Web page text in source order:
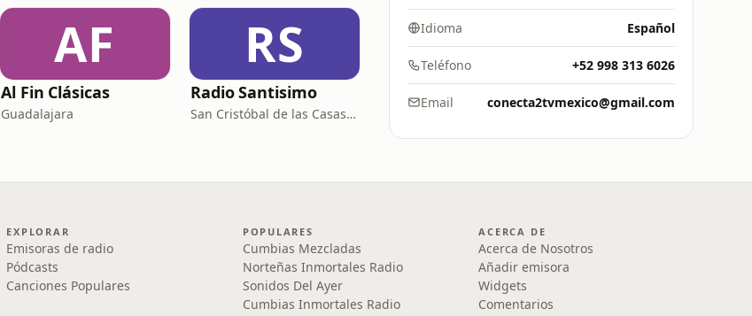
AF
Al Fin Clásicas
Guadalajara
RS
Radio Santisimo
San Cristóbal de las Casas · 104.9 FM
Idioma Español
Teléfono +52 998 313 6026
Email conecta2tvmexico@gmail.com
EXPLORAR
Emisoras de radio
Pódcasts
Canciones Populares
POPULARES
Cumbias Mezcladas
Norteñas Inmortales Radio
Sonidos Del Ayer
Cumbias Inmortales Radio
ACERCA DE
Acerca de Nosotros
Añadir emisora
Widgets
Comentarios